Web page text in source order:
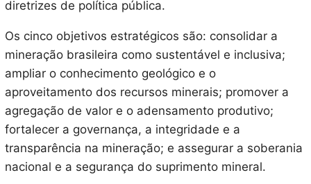
diretrizes de política pública.
Os cinco objetivos estratégicos são: consolidar a
mineração brasileira como sustentável e inclusiva;
ampliar o conhecimento geológico e o
aproveitamento dos recursos minerais; promover a
agregação de valor e o adensamento produtivo;
fortalecer a governança, a integridade e a
transparência na mineração; e assegurar a soberania
nacional e a segurança do suprimento mineral.